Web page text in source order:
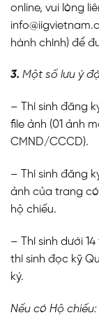
online, vui lòng
hành chính) để
3. Một số lưu ý
– Thí sinh đăng
file ảnh (01 ảnh
CMND/CCCD).
– Thí sinh đăng
ảnh của trang
hộ chiếu.
– Thí sinh dưới
thí sinh đọc kỹ
ký.
Nếu có Hộ